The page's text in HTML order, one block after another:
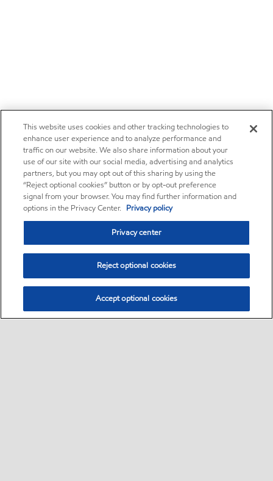
This website uses cookies and other tracking technologies to
enhance user experience and to analyze performance and
traffic on our website. We also share information about your
use of our site with our social media, advertising and analytics
partners, but you may opt out of this sharing by using the
“Reject optional cookies” button or by opt-out preference
signal from your browser. You may find further information and
options in the Privacy Center. Privacy policy
Privacy center
Reject optional cookies
Accept optional cookies